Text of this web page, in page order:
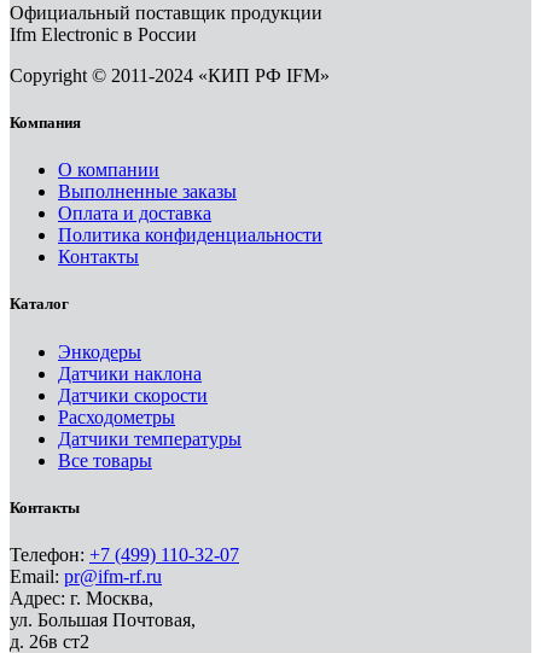
Официальный поставщик продукции
Ifm Electronic в России
Copyright © 2011-2024 «КИП РФ IFM»
Компания
О компании
Выполненные заказы
Оплата и доставка
Политика конфиденциальности
Контакты
Каталог
Энкодеры
Датчики наклона
Датчики скорости
Расходометры
Датчики температуры
Все товары
Контакты
Телефон: +7 (499) 110-32-07
Email: pr@ifm-rf.ru
Адрес: г. Москва,
ул. Большая Почтовая,
д. 26в ст2